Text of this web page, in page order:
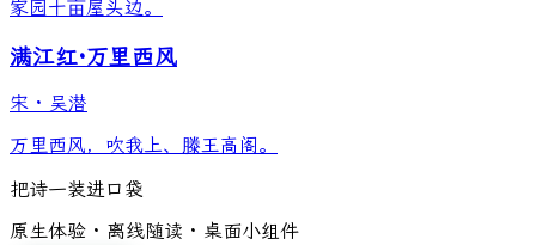
家园十亩屋头边。
满江红·万里西风
宋 · 吴潜
万里西风，吹我上、滕王高阁。
把诗一装进口袋
原生体验 · 离线随读 · 桌面小组件